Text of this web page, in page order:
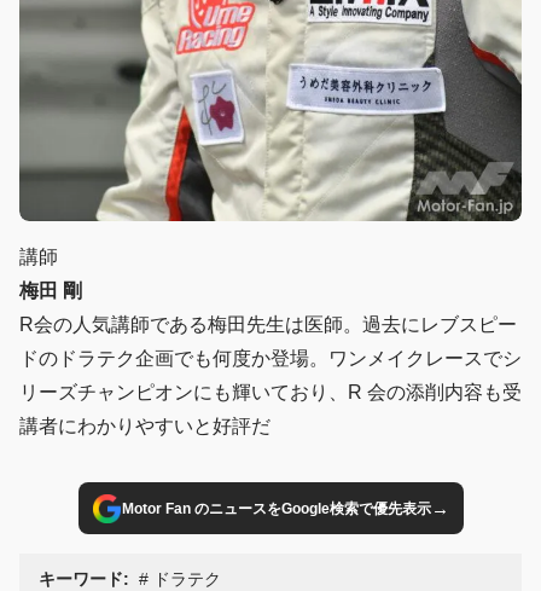
講師
梅田 剛
R会の人気講師である梅田先生は医師。過去にレブスピー
ドのドラテク企画でも何度か登場。ワンメイクレースでシ
リーズチャンピオンにも輝いており、R 会の添削内容も受
講者にわかりやすいと好評だ
Motor Fan のニュースをGoogle検索で優先表示→
キーワード: ドラテク